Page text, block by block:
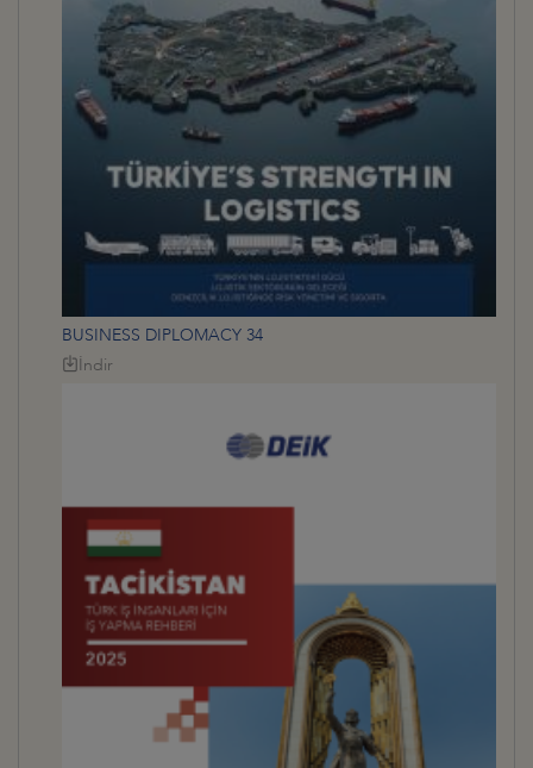
BUSINESS DIPLOMACY 34
İndir